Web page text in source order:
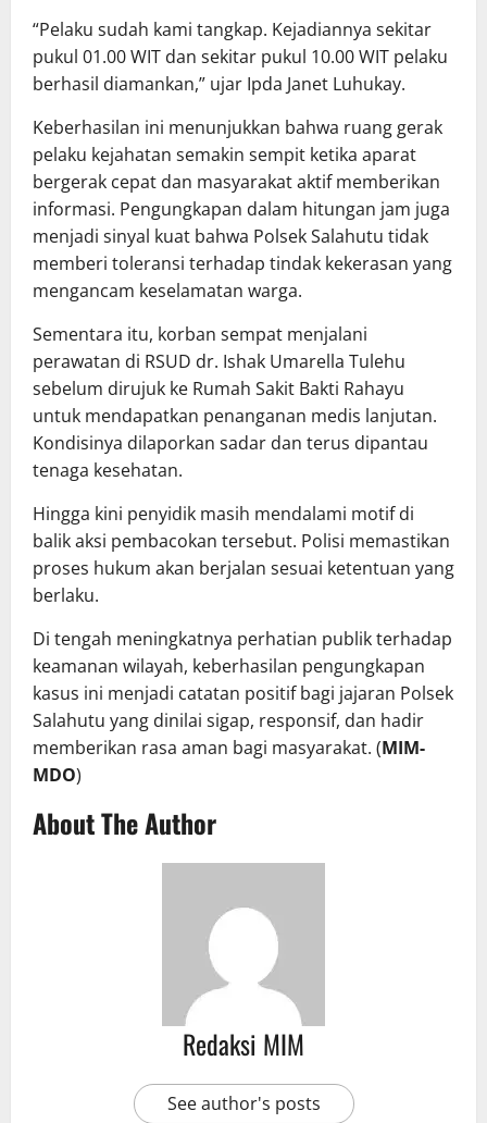
“Pelaku sudah kami tangkap. Kejadiannya sekitar
pukul 01.00 WIT dan sekitar pukul 10.00 WIT pelaku
berhasil diamankan,” ujar Ipda Janet Luhukay.
Keberhasilan ini menunjukkan bahwa ruang gerak
pelaku kejahatan semakin sempit ketika aparat
bergerak cepat dan masyarakat aktif memberikan
informasi. Pengungkapan dalam hitungan jam juga
menjadi sinyal kuat bahwa Polsek Salahutu tidak
memberi toleransi terhadap tindak kekerasan yang
mengancam keselamatan warga.
Sementara itu, korban sempat menjalani
perawatan di RSUD dr. Ishak Umarella Tulehu
sebelum dirujuk ke Rumah Sakit Bakti Rahayu
untuk mendapatkan penanganan medis lanjutan.
Kondisinya dilaporkan sadar dan terus dipantau
tenaga kesehatan.
Hingga kini penyidik masih mendalami motif di
balik aksi pembacokan tersebut. Polisi memastikan
proses hukum akan berjalan sesuai ketentuan yang
berlaku.
Di tengah meningkatnya perhatian publik terhadap
keamanan wilayah, keberhasilan pengungkapan
kasus ini menjadi catatan positif bagi jajaran Polsek
Salahutu yang dinilai sigap, responsif, dan hadir
memberikan rasa aman bagi masyarakat. (MIM-
MDO)
About The Author
Redaksi MIM
See author's posts